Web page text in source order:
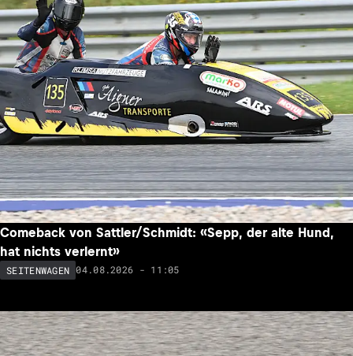
Comeback von Sattler/Schmidt: «Sepp, der alte Hund,
hat nichts verlernt»
SEITENWAGEN 04.08.2026 - 11:05